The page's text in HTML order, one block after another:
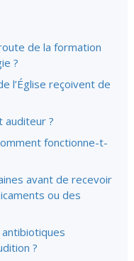
de la formation
?
l’Église reçoivent de
auditeur ?
fonctionne-t-
avant de recevoir
ou des
?